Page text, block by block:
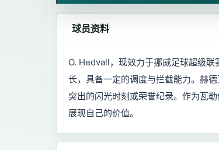
球员资料
O. Hedvall，现效力于挪威足球超级
长，具备一定的调度与拦截能力。赫
突出的闪光时刻或荣誉纪录。作为瓦
展现自己的价值。